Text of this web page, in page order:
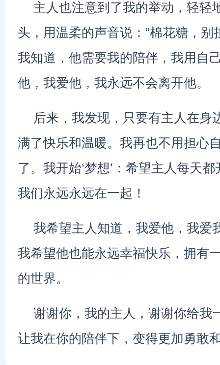
主人也注意到了我的举动，轻轻
头，用温柔的声音说：“棉花糖，别
我知道，他需要我的陪伴，我用自
他，我爱他，我永远不会离开他。
后来，我发现，只要有主人在身
满了快乐和温暖。我再也不用担心
了。我开始‘梦想’：希望主人每天
我们永远永远在一起！
我希望主人知道，我爱他，我爱
我希望他也能永远幸福快乐，拥有
的世界。
谢谢你，我的主人，谢谢你给我
让我在你的陪伴下，变得更加勇敢